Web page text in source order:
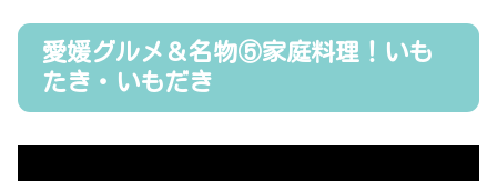
愛媛グルメ＆名物⑤家庭料理！いも
たき・いもだき